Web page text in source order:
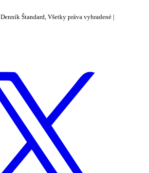
Denník Štandard, Všetky práva vyhradené |